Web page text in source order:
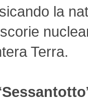
la
Terra.
Sessantotto